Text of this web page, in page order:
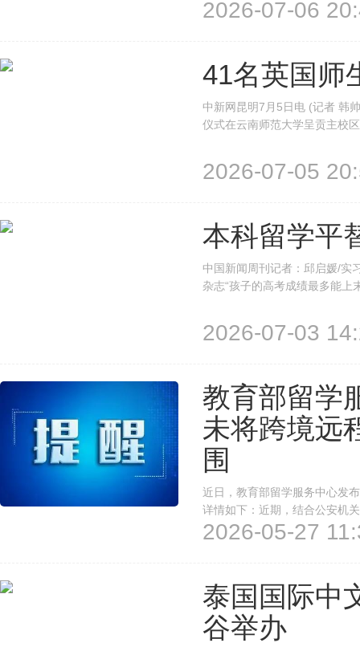
态治理一线，以“Z世代”独特
2026-07-06
41名英国师
中新网昆明7月5日电 (记者 韩
仪式在云南师范大学呈贡主校
2026-07-05
本科留学平
中国新闻周刊记者：邱启媛/实
杂志“孩子的高考成绩最多能上
2026-07-03
教育部留学
未将跨境远
围
近日，教育部留学服务中心发
详情如下：近期，结合公安机
有不良中介机构及境外院校混
2026-05-27
泰国国际中
谷举办